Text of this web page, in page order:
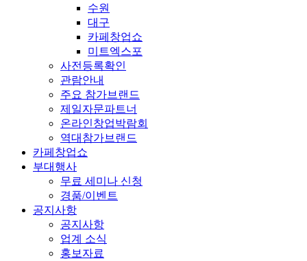
수원
대구
카페창업쇼
미트엑스포
사전등록확인
관람안내
주요 참가브랜드
제일자문파트너
온라인창업박람회
역대참가브랜드
카페창업쇼
부대행사
무료 세미나 신청
경품/이벤트
공지사항
공지사항
업계 소식
홍보자료